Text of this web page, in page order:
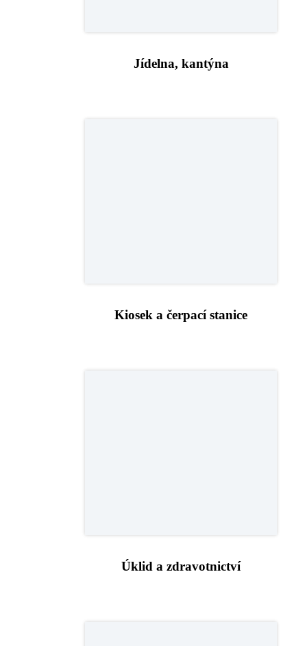
Jídelna, kantýna
Kiosek a čerpací stanice
Úklid a zdravotnictví